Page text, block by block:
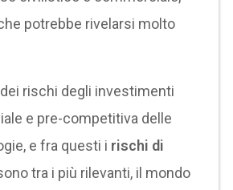
potrebbe rivelarsi molto
rischi degli investimenti
e pre-competitiva delle
e fra questi i rischi di
tra i più rilevanti, il mondo